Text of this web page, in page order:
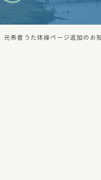
元希者うた体操ページ追加のお